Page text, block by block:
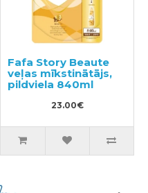
Fafa Story Beaute
veļas mīkstinātājs,
pildviela 840ml
23.00€